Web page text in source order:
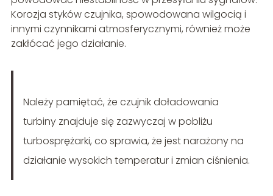
Korozja styków czujnika, spowodowana wilgocią i
innymi czynnikami atmosferycznymi, również może
zakłócać jego działanie.
Należy pamiętać, że czujnik doładowania
turbiny znajduje się zazwyczaj w pobliżu
turbosprężarki, co sprawia, że jest narażony na
działanie wysokich temperatur i zmian ciśnienia.